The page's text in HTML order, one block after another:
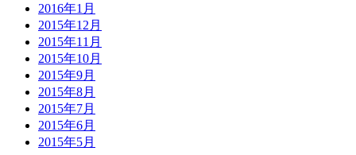
2016年1月
2015年12月
2015年11月
2015年10月
2015年9月
2015年8月
2015年7月
2015年6月
2015年5月